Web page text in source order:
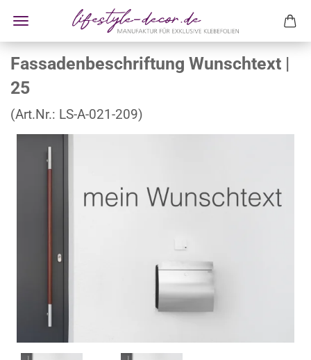
Fassadenbeschriftung Wunschtext |
25
(Art.Nr.: LS-A-021-209)